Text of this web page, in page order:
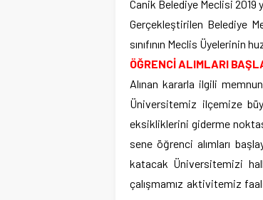
Canik Belediye Meclisi 2019
Gerçekleştirilen Belediye
sınıfının Meclis Üyelerinin
ÖĞRENCİ ALIMLARI
Alınan kararla ilgili
Üniversitemiz ilçemize
eksikliklerini giderme
sene öğrenci alımları
katacak Üniversitemizi
çalışmamız aktivitemiz